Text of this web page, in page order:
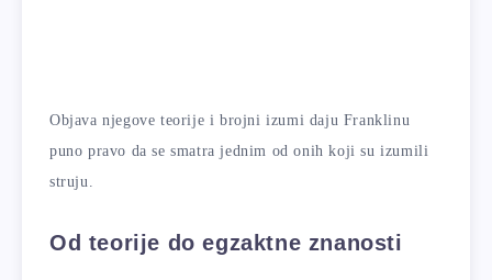
Objava njegove teorije i brojni izumi daju Franklinu
puno pravo da se smatra jednim od onih koji su izumili
struju.
Od teorije do egzaktne znanosti